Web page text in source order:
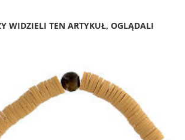
WIDZIELI TEN ARTYKUŁ, OGLĄDALI